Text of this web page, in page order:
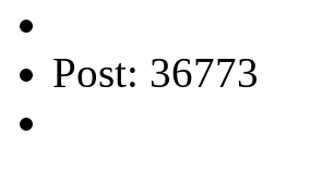
Post: 36773